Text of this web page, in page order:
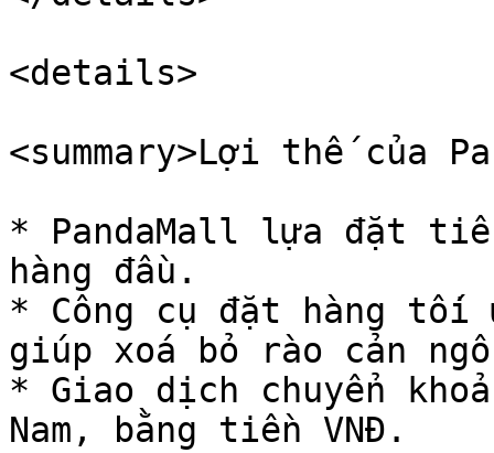
<details>
<summary>Lợi thế của
* PandaMall lựa đặt
hàng đầu.
* Công cụ đặt hàng tối
giúp xoá bỏ rào cản
* Giao dịch chuyển
Nam, bằng tiền VNĐ.